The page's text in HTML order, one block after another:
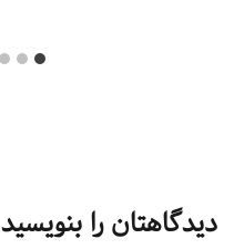
دیدگاهتان را بنویسید